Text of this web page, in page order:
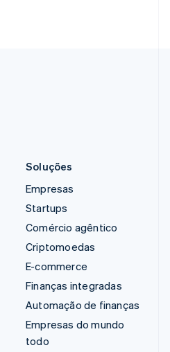
Soluções
Empresas
Startups
Comércio agêntico
Criptomoedas
E-commerce
Finanças integradas
Automação de finanças
Empresas do mundo
todo